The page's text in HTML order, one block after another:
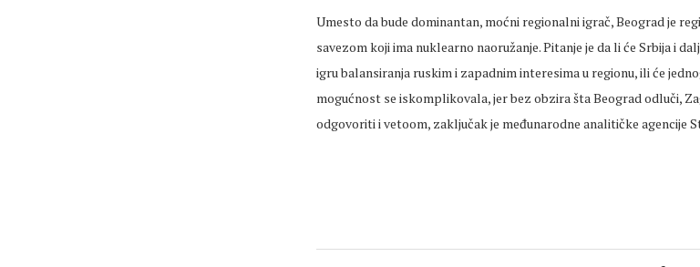
Umesto da bude dominantan, moćni regionalni igrač, Beograd je
savezom koji ima nuklearno naoružanje. Pitanje je da li će Srbija i
igru balansiranja ruskim i zapadnim interesima u regionu, ili će
mogućnost se iskomplikovala, jer bez obzira šta Beograd odluči,
odgovoriti i vetoom, zaključak je međunarodne analitičke agencije